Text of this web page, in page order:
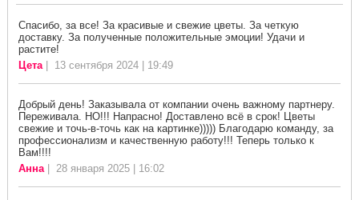
Спасибо, за все! За красивые и свежие цветы. За четкую
доставку. За полученные положительные эмоции! Удачи и
растите!
Цета| 13 сентября 2024 | 19:49
Добрый день! Заказывала от компании очень важному партнеру.
Переживала. НО!!! Напрасно! Доставлено всё в срок! Цветы
свежие и точь-в-точь как на картинке))))) Благодарю команду, за
профессионализм и качественную работу!!! Теперь только к
Вам!!!!
Анна| 28 января 2025 | 16:02